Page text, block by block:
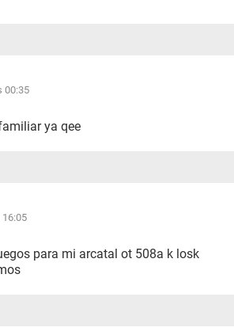
00:35
ya qee
16:05
para mi arcatal ot 508a k losk